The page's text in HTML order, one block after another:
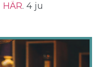
HÄR. 4 ju